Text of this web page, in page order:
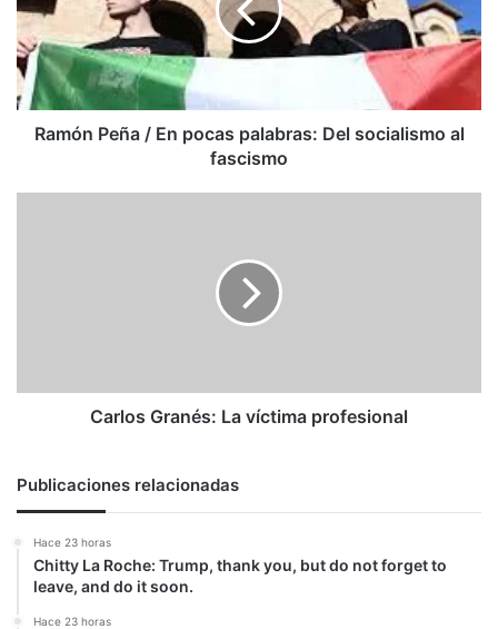
pocas
palabras:
Del
socialismo
al
fascismo
Ramón Peña / En pocas palabras: Del socialismo al
fascismo
Carlos Granés: La víctima profesional
Publicaciones relacionadas
Hace 23 horas
Chitty La Roche: Trump, thank you, but do not forget to
leave, and do it soon.
Hace 23 horas